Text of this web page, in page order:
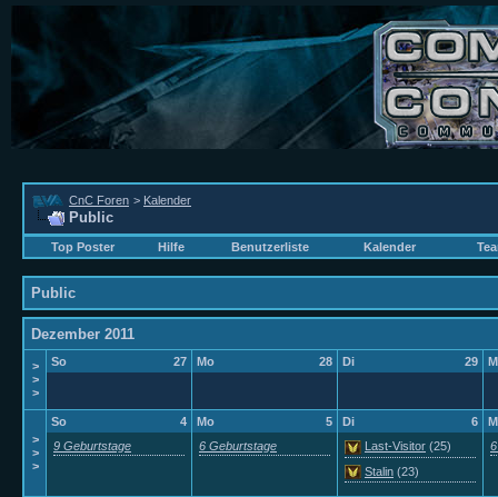
CnC Foren > Kalender
Public
Top Poster Hilfe Benutzerliste Kalender
Public
Dezember 2011
>
>
>
27
So 28
Mo 29
Di
>
>
>
4
So
9 Geburtstage
5
Mo
6 Geburtstage
6
Di
Last-Visitor (25)
Stalin (23)